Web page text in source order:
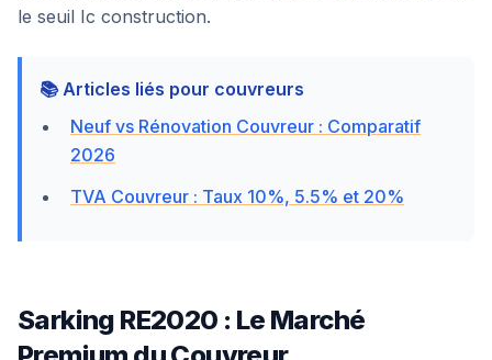
le seuil Ic construction.
📚 Articles liés pour couvreurs
Neuf vs Rénovation Couvreur : Comparatif
2026
TVA Couvreur : Taux 10%, 5.5% et 20%
Sarking RE2020 : Le Marché